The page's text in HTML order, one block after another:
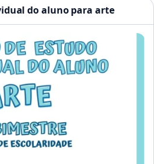
do aluno para arte